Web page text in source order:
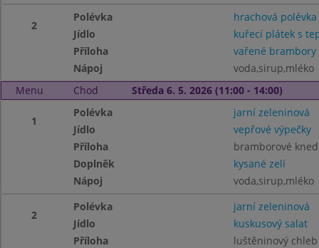
2
Polévka
hrachová polévka
Jídlo
kuřecí plátek s
Příloha
vařené brambory
Nápoj
voda,sirup,mléko
Menu
Chod Středa 6. 5. 2026 (11:00 - 14:00)
1
Polévka
jarní zeleninová
Jídlo
vepřové výpečky
Příloha
bramborové
Doplněk
kysané zelí
Nápoj
voda,sirup,mléko
2
Polévka
jarní zeleninová
Jídlo
kuskusový salat
Příloha
luštěninový chleb